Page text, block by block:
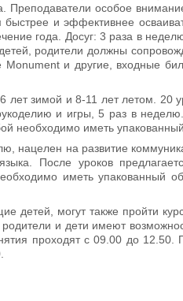
Преподаватели особое
быстрее и эффективнее
года. Досуг: 3 раза в
родители должны
и другие, входные
лет зимой и 8-11 лет летом. 20
и игры, 5 раз в
необходимо иметь
нацелен на развитие
После уроков
иметь упакованный
детей, могут также пройти
и дети имеют
проходят с 09.00 до